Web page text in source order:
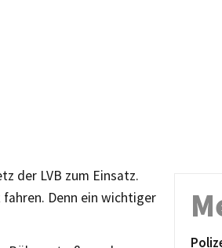
der LVB zum Einsatz.
Denn ein wichtiger